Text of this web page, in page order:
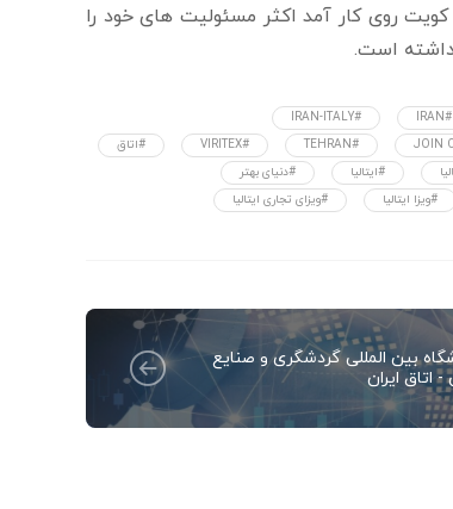
امیر فقید کویت روی کار آمد اکثر مسئولیت های خود را
#IRAN
#IRAN-ITALY
#TEHRAN
#VIRITEX
#اتاق
#ایتالیا
#دنیای بهتر
#ویزا ایتالیا #ویزای تجاری ایتالیا
بین المللی گردشگری و صنایع
اتاق ایران